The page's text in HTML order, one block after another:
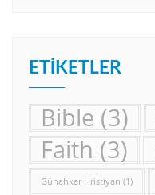
ETIKETLER
Bible (3)
Faith (3)
Günahkar Hristiyan (1)